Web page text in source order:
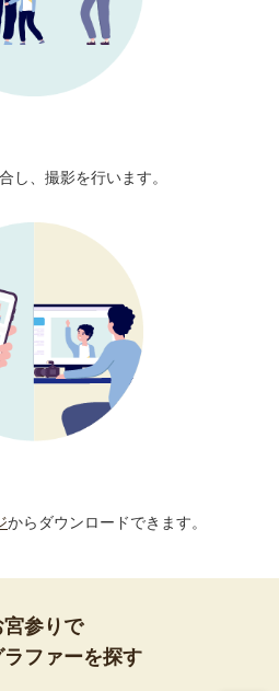
し、撮影を行います。
からダウンロードできます。
宮参りで
ラファーを探す